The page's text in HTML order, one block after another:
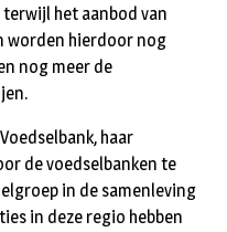
het aanbod van
worden hierdoor nog
nog meer de
haar
de voedselbanken te
in de samenleving
in deze regio hebben